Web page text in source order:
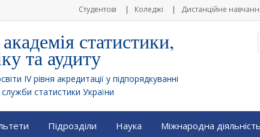
Студентові Коледжі Дистанційне
статистики,
та аудиту
IV рівня акредитації у підпорядкуванні
статистики України
Підрозділи Наука Міжнародна діяльність